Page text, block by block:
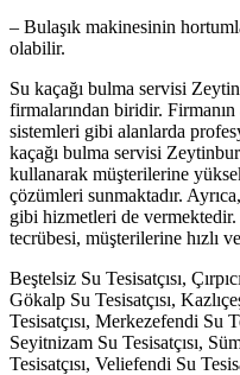
– Bulaşık makinesinin
olabilir.
Su kaçağı bulma servisi
firmalarından biridir. Firmanın
sistemleri gibi alanlarda
kaçağı bulma servisi
kullanarak müşterilerine
çözümleri sunmaktadır.
gibi hizmetleri de vermektedir.
tecrübesi, müşterilerine hızlı
Beştelsiz Su Tesisatçısı,
Gökalp Su Tesisatçısı,
Tesisatçısı, Merkezefendi Su
Seyitnizam Su Tesisatçısı,
Tesisatçısı, Veliefendi Su